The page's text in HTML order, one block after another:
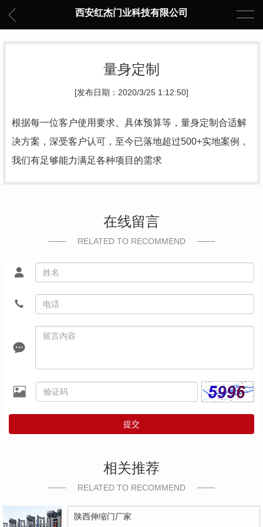
西安红杰门业科技有限公司
量身定制
[发布日期：2020/3/25 1:12:50]
根据每一位客户使用要求、具体预算等，量身定制合适解
决方案，深受客户认可，至今已落地超过500+实地案例，
我们有足够能力满足各种项目的需求
在线留言
RELATED TO RECOMMEND
提交
相关推荐
RELATED TO RECOMMEND
陕西伸缩门厂家